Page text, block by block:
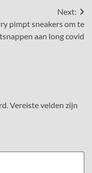
Next:
pimpt sneakers om te
aan long covid
Vereiste velden zijn